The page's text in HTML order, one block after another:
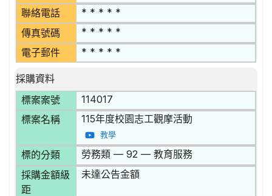
聯絡電話 * * * * *
傳真號碼 * * * * *
電子郵件 * * * * *
採購資料
標案案號
114017
標案名稱 115年度校園志工觀摩活動
教學
標的分類 勞務類 — 92 — 教育服務
採購金額級
距
未達公告金額